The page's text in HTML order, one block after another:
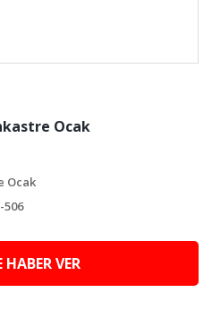
Ocak
Ocak
HABER VER